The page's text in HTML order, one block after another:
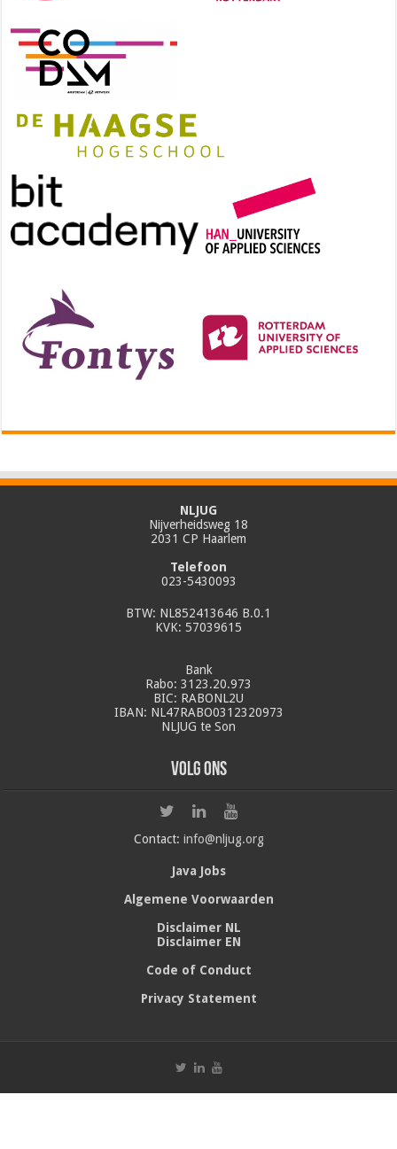
NLJUG
Nijverheidsweg 18
2031 CP Haarlem
Telefoon
023-5430093
BTW: NL852413646 B.0.1
KVK: 57039615
Bank
Rabo: 3123.20.973
BIC: RABONL2U
IBAN: NL47RABO0312320973
NLJUG te Son
Volg ons
Contact: info@nljug.org
Java Jobs
Algemene Voorwaarden
Disclaimer NL
Disclaimer EN
Code of Conduct
Privacy Statement